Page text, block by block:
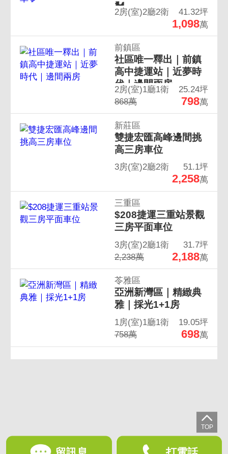
🐓
2房(室)2廳2衛 41.32坪
1,098萬
前鎮區
社區唯一釋出｜前鎮
高中捷運站｜近夢時
代｜邊間兩房
2房(室)1廳1衛
25.24坪
868萬
798萬
新莊區
雙捷宏匯高峰邊間挑
高三房車位
3房(室)2廳2衛 51.1坪
2,258萬
三重區
$208捷運三重站景觀
三房平面車位
3房(室)2廳1衛
31.7坪
2,238萬
2,188萬
苓雅區
亞洲新灣區｜精緻典
雅｜採光1+1房
1房(室)1廳1衛
19.05坪
758萬
698萬